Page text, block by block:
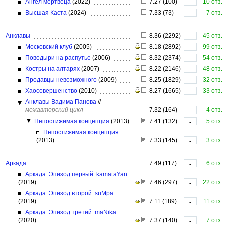
Ангел мертвеца (2022) 7.27 (100) -
10 отз.
Высшая Каста (2024) 7.33 (73) - 7 отз.
Анклавы 8.36 (2292) -
45 отз.
Московский клуб (2005) 8.18 (2892) -
99 отз.
Поводыри на распутье (2006) 8.32 (2374) -
54 отз.
Костры на алтарях (2007) 8.22 (2146) -
48 отз.
Продавцы невозможного (2009) 8.25 (1829) -
32 отз.
Хаосовершенство (2010) 8.27 (1665) -
33 отз.
Анклавы Вадима Панова //
межавторский цикл
7.32 (164) -
4 отз.
Непостижимая концепция (2013) 7.41 (132) -
5 отз.
Непостижимая концепция
(2013)
7.33 (145) - 3 отз.
Аркада 7.49 (117) -
6 отз.
Аркада. Эпизод первый. kamataYan
(2019)
7.46 (297) -
22 отз.
Аркада. Эпизод второй. suMpa
(2019)
7.11 (189) -
11 отз.
Аркада. Эпизод третий. maNika
(2020)
7.37 (140) - 7 отз.